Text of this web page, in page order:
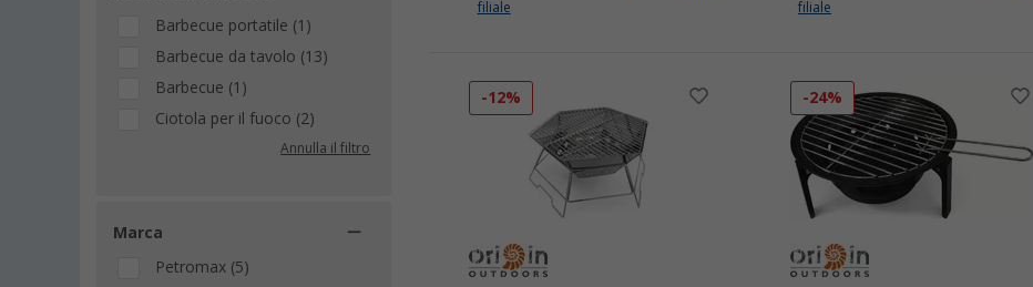
Barbecue portatile (1)
Barbecue da tavolo (13)
Barbecue (1)
Ciotola per il fuoco (2)
Annulla il filtro
Marca
Petromax (5)
filiale
filiale
-12% -24%